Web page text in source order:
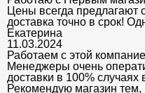
Цены всегда
доставка точно в срок!
Екатерина
11.03.2024
Работаем с этой
Менеджеры очень
доставки в 100%
Рекомендую магазин